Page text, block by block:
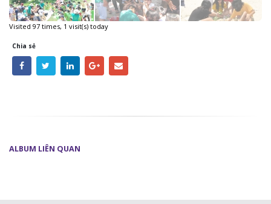
Visited 97 times, 1 visit(s) today
Chia sẻ
ALBUM LIÊN QUAN